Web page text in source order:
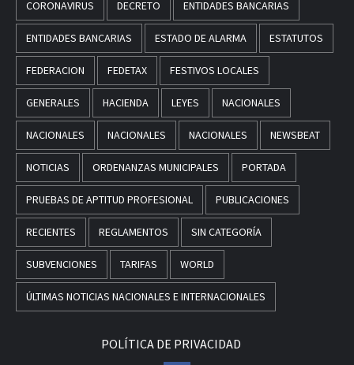
CORONAVIRUS DECRETO ENTIDADES BANCARIAS
ENTIDADES BANCARIAS ESTADO DE ALARMA ESTATUTOS
FEDERACION FEDETAX FESTIVOS LOCALES
GENERALES HACIENDA LEYES NACIONALES
NACIONALES NACIONALES NACIONALES NEWSBEAT
NOTICIAS ORDENANZAS MUNICIPALES PORTADA
PRUEBAS DE APTITUD PROFESIONAL PUBLICACIONES
RECIENTES REGLAMENTOS SIN CATEGORÍA
SUBVENCIONES TARIFAS WORLD
ÚLTIMAS NOTICIAS NACIONALES E INTERNACIONALES
POLÍTICA DE PRIVACIDAD